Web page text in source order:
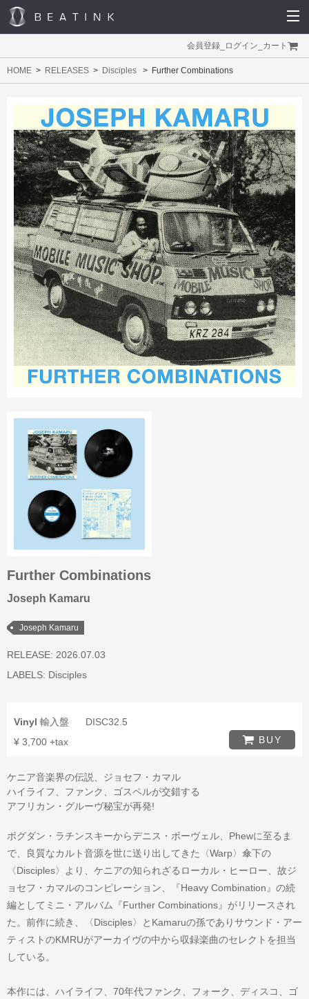
会員登録 ログイン カート
HOME RELEASES Disciples Further Combinations
Further Combinations
Joseph Kamaru
Joseph Kamaru
RELEASE: 2026.07.03
LABELS: Disciples
Vinyl 輸入盤
DISC32.5
¥ 3,700 +tax
BUY
ケニア音楽界の伝説、ジョセフ・カマル
ハイライフ、ファンク、ゴスペルが交錯する
アフリカン・グルーヴ秘宝が再発!
ボグダン・ラチンスキーからデニス・ボーヴェル、Phewに至るま
で、良質なカルト音源を世に送り出してきた〈Warp〉傘下の
〈Disciples〉より、ケニアの知られざるローカル・ヒーロー、故ジ
ョセフ・カマルのコンピレーション、『Heavy Combination』の続
編としてミニ・アルバム『Further Combinations』がリリースされ
た。前作に続き、〈Disciples〉とKamaruの孫でありサウンド・アー
ティストのKMRUがアーカイヴの中から収録楽曲のセレクトを担当
している。
本作には、ハイライフ、70年代ファンク、フォーク、ディスコ、ゴ